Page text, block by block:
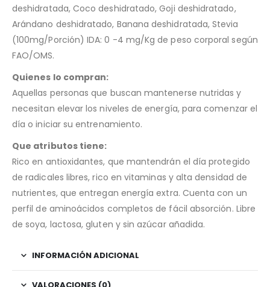
deshidratada, Coco deshidratado, Goji deshidratado,
Arándano deshidratado, Banana deshidratada, Stevia
(100mg/Porción) IDA: 0 -4 mg/Kg de peso corporal según
FAO/OMS.
Quienes lo compran:
Aquellas personas que buscan mantenerse nutridas y
necesitan elevar los niveles de energía, para comenzar el
día o iniciar su entrenamiento.
Que atributos tiene:
Rico en antioxidantes, que mantendrán el día protegido
de radicales libres, rico en vitaminas y alta densidad de
nutrientes, que entregan energía extra. Cuenta con un
perfil de aminoácidos completos de fácil absorción. Libre
de soya, lactosa, gluten y sin azúcar añadida.
INFORMACIÓN ADICIONAL